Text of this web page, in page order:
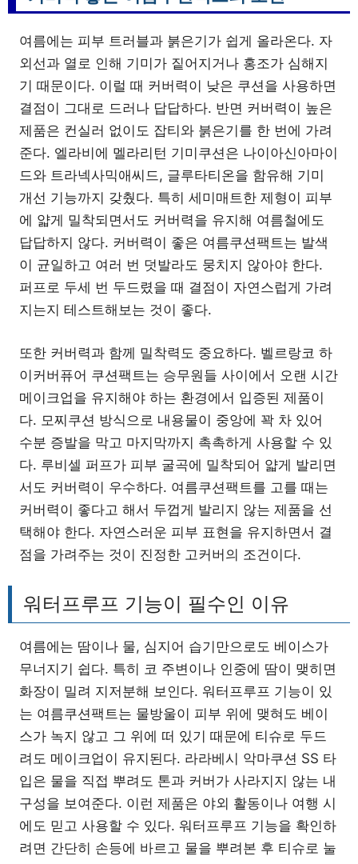
여름에는 피부 트러블과 붉은기가 쉽게 올라온다. 자
외선과 열로 인해 기미가 짙어지거나 홍조가 심해지
기 때문이다. 이럴 때 커버력이 낮은 쿠션을 사용하면
결점이 그대로 드러나 답답하다. 반면 커버력이 높은
제품은 컨실러 없이도 잡티와 붉은기를 한 번에 가려
준다. 엘라비에 멜라리턴 기미쿠션은 나이아신아마이
드와 트라넥사믹애씨드, 글루타티온을 함유해 기미
개선 기능까지 갖췄다. 특히 세미매트한 제형이 피부
에 얇게 밀착되면서도 커버력을 유지해 여름철에도
답답하지 않다. 커버력이 좋은 여름쿠션팩트는 발색
이 균일하고 여러 번 덧발라도 뭉치지 않아야 한다.
퍼프로 두세 번 두드렸을 때 결점이 자연스럽게 가려
지는지 테스트해보는 것이 좋다.
또한 커버력과 함께 밀착력도 중요하다. 벨르랑코 하
이커버퓨어 쿠션팩트는 승무원들 사이에서 오랜 시간
메이크업을 유지해야 하는 환경에서 입증된 제품이
다. 모찌쿠션 방식으로 내용물이 중앙에 꽉 차 있어
수분 증발을 막고 마지막까지 촉촉하게 사용할 수 있
다. 루비셀 퍼프가 피부 굴곡에 밀착되어 얇게 발리면
서도 커버력이 우수하다. 여름쿠션팩트를 고를 때는
커버력이 좋다고 해서 두껍게 발리지 않는 제품을 선
택해야 한다. 자연스러운 피부 표현을 유지하면서 결
점을 가려주는 것이 진정한 고커버의 조건이다.
워터프루프 기능이 필수인 이유
여름에는 땀이나 물, 심지어 습기만으로도 베이스가
무너지기 쉽다. 특히 코 주변이나 인중에 땀이 맺히면
화장이 밀려 지저분해 보인다. 워터프루프 기능이 있
는 여름쿠션팩트는 물방울이 피부 위에 맺혀도 베이
스가 녹지 않고 그 위에 떠 있기 때문에 티슈로 두드
려도 메이크업이 유지된다. 라라베시 악마쿠션 SS 타
입은 물을 직접 뿌려도 톤과 커버가 사라지지 않는 내
구성을 보여준다. 이런 제품은 야외 활동이나 여행 시
에도 믿고 사용할 수 있다. 워터프루프 기능을 확인하
려면 간단히 손등에 바르고 물을 뿌려본 후 티슈로 눌